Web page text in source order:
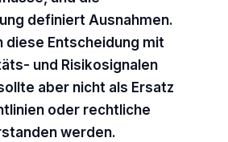
definiert Ausnahmen.
diese Entscheidung mit
und Risikosignalen
aber nicht als Ersatz
oder rechtliche
werden.